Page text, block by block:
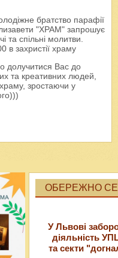
братство парафії
"ХРАМ" запрошує
та спільні молитви.
в захристії храму
долучитися Вас до
та креативних людей,
зростаючи у
ОБЕРЕЖНО
У Львові
діяльність
та секти